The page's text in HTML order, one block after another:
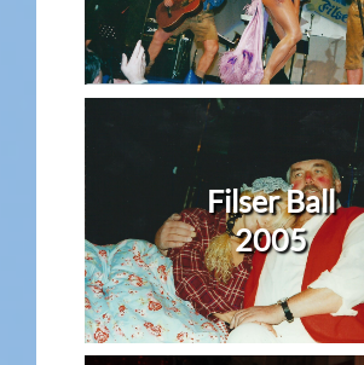
Filser Ball
2005